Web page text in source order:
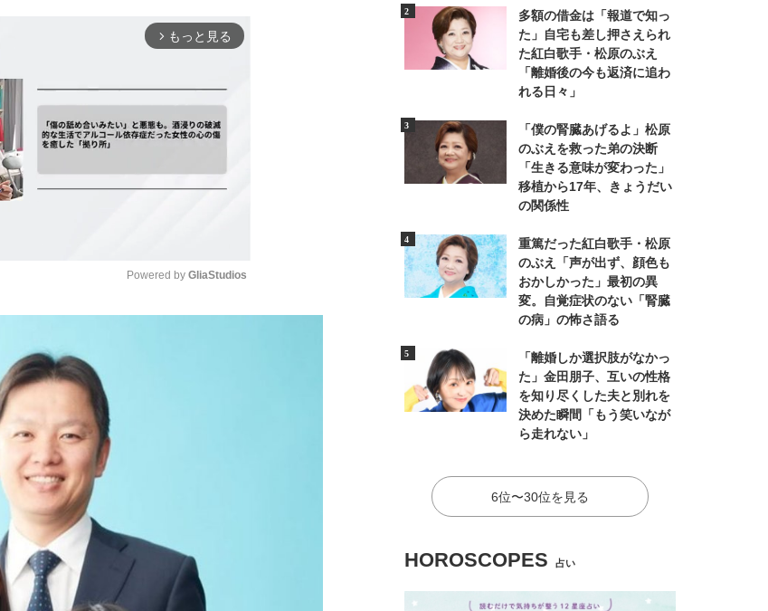
arrow_forward_ios もっと見る
Powered by GliaStudios
多額の借金は「報道で知っ
た」自宅も差し押さえられ
た紅白歌手・松原のぶえ
「離婚後の今も返済に追わ
れる日々」
「僕の腎臓あげるよ」松原
のぶえを救った弟の決断
「生きる意味が変わった」
移植から17年、きょうだい
の関係性
重篤だった紅白歌手・松原
のぶえ「声が出ず、顔色も
おかしかった」最初の異
変。自覚症状のない「腎臓
の病」の怖さ語る
「離婚しか選択肢がなかっ
た」金田朋子、互いの性格
を知り尽くした夫と別れを
決めた瞬間「もう笑いなが
ら走れない」
6位〜30位を見る
HOROSCOPES 占い